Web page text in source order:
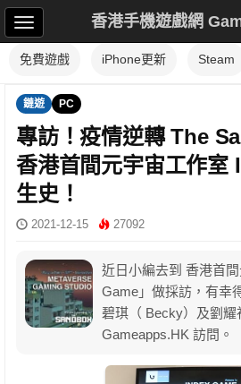
香港手機遊戲網
免費遊戲 iPhone更新 Steam
鏈遊 PC
專訪！疫情逆轉 The
香港首間元宇宙工作室
生史！
2021-12-15 27092
近日小編去到 香港首
Game」做採訪，有幸
碧琪（ Becky）及劉耀
Gameapps.HK 訪問。